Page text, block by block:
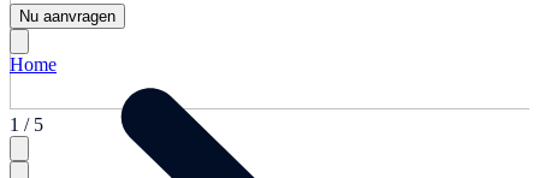
1 / 5
Nu aanvragen
Home